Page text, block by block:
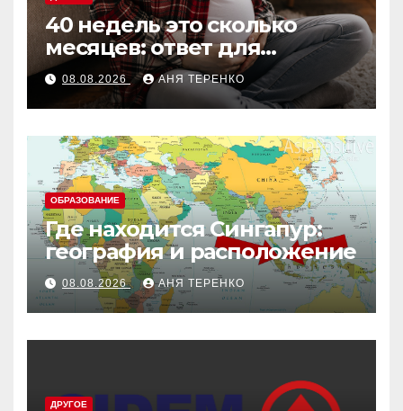
40 недель это сколько
месяцев: ответ для
беременных и не только
08.08.2026 АНЯ ТЕРЕНКО
ОБРАЗОВАНИЕ
Где находится Сингапур:
география и расположение
08.08.2026 АНЯ ТЕРЕНКО
ДРУГОЕ